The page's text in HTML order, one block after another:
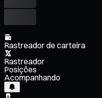
Rastreador de carteira
Rastreador
Posições
Acompanhando